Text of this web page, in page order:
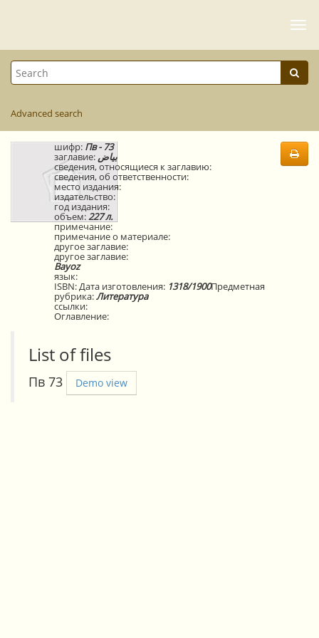
Advanced search
шифр:Пв - 73
заглавие: بياض
сведения, относящиеся к заглавию:
сведения, об ответственности:
место издания:
издательство:
год издания:
объем:227 л.
примечание:
примечание о материале:
другое заглавие:
другое заглавие:
Bayoz
язык:
ISBN:Дата изготовления: 1318/1900Предметная
рубрика:Литература
ссылки:
Оглавление:
List of files
Пв 73 Demo view